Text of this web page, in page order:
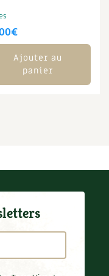
€
Ajouter au
panier